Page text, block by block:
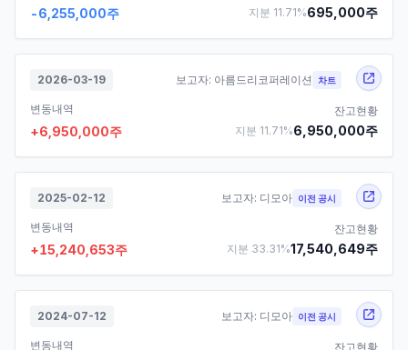
-6,255,000주
지분 11.71%695,000주
2026-03-19 보고자: 아름드리코퍼레이션 차트
변동내역
+6,950,000주
잔고현황
지분 11.71%6,950,000주
2025-02-12 보고자: 디모아 이전 공시
변동내역
+15,240,653주
잔고현황
지분 33.31%17,540,649주
2024-07-12 보고자: 디모아 이전 공시
변동내역
잔고현황